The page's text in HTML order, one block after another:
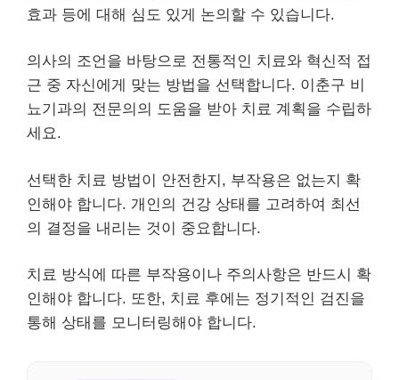
효과 등에 대해 심도 있게 논의할 수 있습니다.
의사의 조언을 바탕으로 전통적인 치료와 혁신적 접
근 중 자신에게 맞는 방법을 선택합니다. 이춘구 비
뇨기과의 전문의의 도움을 받아 치료 계획을 수립하
세요.
선택한 치료 방법이 안전한지, 부작용은 없는지 확
인해야 합니다. 개인의 건강 상태를 고려하여 최선
의 결정을 내리는 것이 중요합니다.
치료 방식에 따른 부작용이나 주의사항은 반드시 확
인해야 합니다. 또한, 치료 후에는 정기적인 검진을
통해 상태를 모니터링해야 합니다.